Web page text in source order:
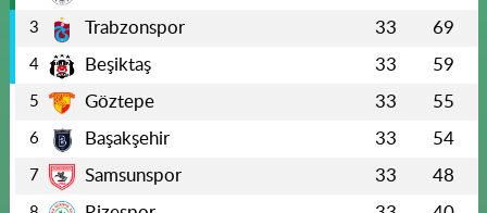
3 Trabzonspor 33 69
4 Beşiktaş 33 59
5 Göztepe 33 55
6 Başakşehir 33 54
7 Samsunspor 33 48